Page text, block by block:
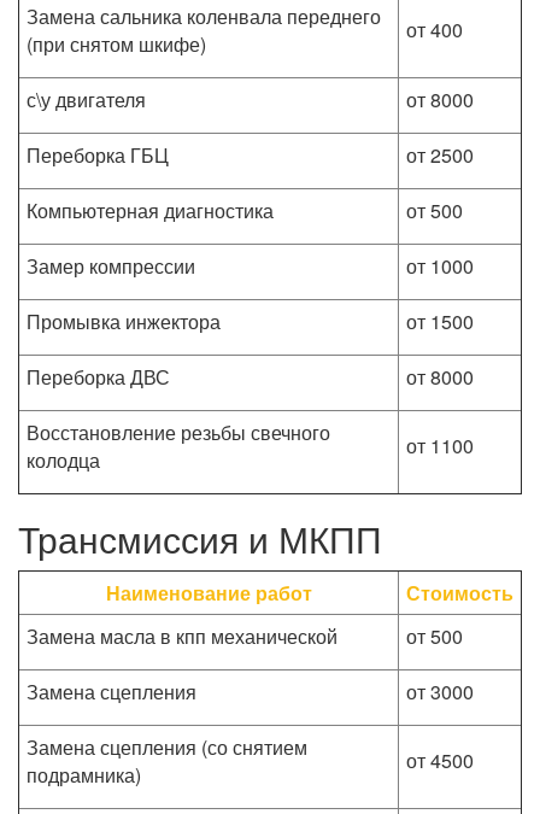
Замена сальника коленвала переднего
(при снятом шкифе)
от 400
с\у двигателя
от 8000
Переборка ГБЦ
от 2500
Компьютерная диагностика
от 500
Замер компрессии
от 1000
Промывка инжектора
от 1500
Переборка ДВС
от 8000
Восстановление резьбы свечного
колодца
от 1100
Трансмиссия и МКПП
Наименование работ
Стоимость
Замена масла в кпп механической
от 500
Замена сцепления
от 3000
Замена сцепления (со снятием
подрамника)
от 4500